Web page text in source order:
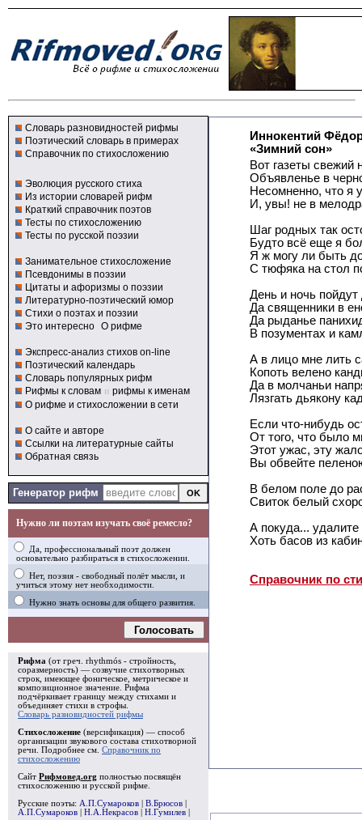
Словарь разновидностей рифмы
Поэтический словарь в примерах
Справочник по стихосложению
Эволюция русского стиха
Из истории словарей рифм
Краткий справочник поэтов
Тесты по стихосложению
Тесты по русской поэзии
Занимательное стихосложение
Псевдонимы в поэзии
Цитаты и афоризмы о поэзии
Литературно-поэтический юмор
Стихи о поэтах и поэзии
Это интересно О рифме
Экспресс-анализ стихов on-line
Поэтический календарь
Словарь популярных рифм
Рифмы к словам и рифмы к именам
О рифме и стихосложении в сети
О сайте и авторе
Ссылки на литературные сайты
Обратная связь
Генератор рифм
Нужно ли поэтам изучать своё ремесло?
Да, профессиональный поэт должен
основательно разбираться в стихосложении.
Нет, поэзия - свободный полёт мысли, и
учиться этому нет необходимости.
Нужно знать основы для общего развития.
Голосовать
Рифма (от греч. rhythmós - стройность,
соразмерность) — созвучие стихотворных
строк, имеющее фоническое, метрическое и
композиционное значение. Рифма
подчёркивает границу между стихами и
объединяет стихи в строфы
Словарь разновидностей рифмы
Стихосложение (версификация) — способ
организации звукового состава стихотворной
речи. Подробнее см. Справочник по
стихосложению
Сайт Рифмовед.org полностью посвящён
стихосложению и русской рифме.
Русские поэты: А.П.Сумароков В.Брюсов
А.П.Сумароков
Н.А.Некрасов Н.Гумилев
Иннокентий
«Зимний сон»
Вот газеты свежий
Объявленье в
Несомненно, что я
И, увы! не в
Шаг родных так
Будто всё еще я
Я ж могу ли быть
С тюфяка на стол
День и ночь
Да священники в
Да рыданье
В позументах и
А в лицо мне лить
Копоть велено
Да в молчаньи
Лязгать дьякону
Если что-нибудь
От того, что было
Этот ужас, эту
Вы обвейте
В белом поле до
Свиток белый
А покуда... удалите
Хоть басов из
Справочник по